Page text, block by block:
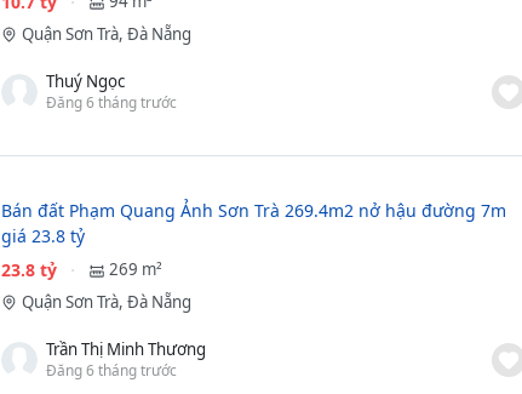
Quận Sơn Trà, Đà Nẵng
Thuý Ngọc
Đăng 6 tháng trước
Bán đất Phạm Quang Ảnh Sơn Trà 269.4m2 nở hậu đường 7m
giá 23.8 tỷ
23.8 tỷ
269 m²
Quận Sơn Trà, Đà Nẵng
Trần Thị Minh Thương
Đăng 6 tháng trước